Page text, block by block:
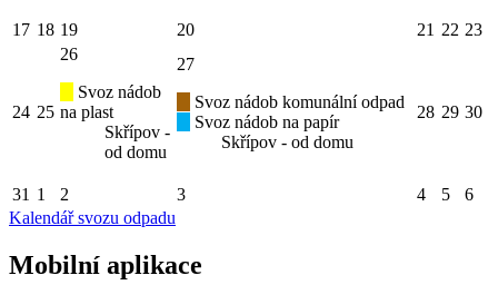
17 18 19 20 21 22 23
24 25
26
Svoz nádob
na plast
Skřípov -
od domu
27
Svoz nádob komunální odpad
Svoz nádob na papír
Skřípov - od domu
28 29 30
31 1 2 3 4 5
6
Kalendář svozu odpadu
Mobilní aplikace